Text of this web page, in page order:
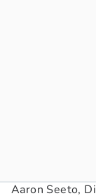
Aaron Seeto,